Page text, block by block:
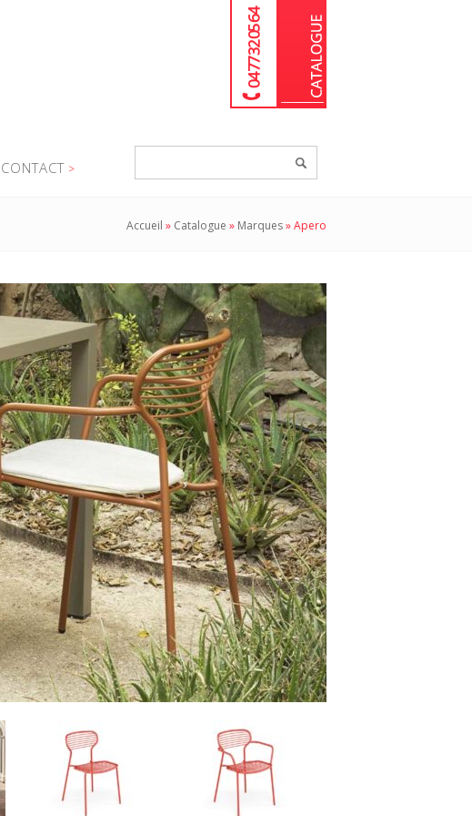
04 77 32 05 64
CONTACT
Accueil » Catalogue » Marques»Apero